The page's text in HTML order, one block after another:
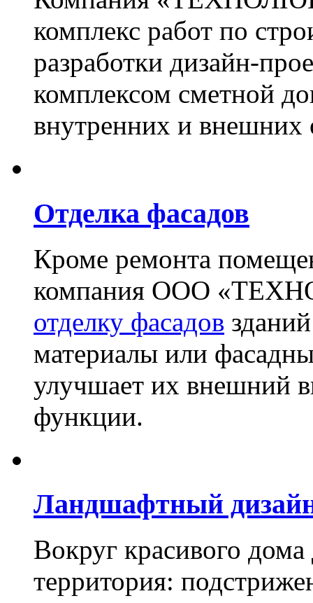
комплекс работ по
разработки дизайн-
комплексом сметной
внутренних и внешних
Отделка фасадов
Кроме ремонта
компания ООО
отделку фасадов
материалы или
улучшает их внешний
функции.
Ландшафтный
Вокруг красивого
территория: